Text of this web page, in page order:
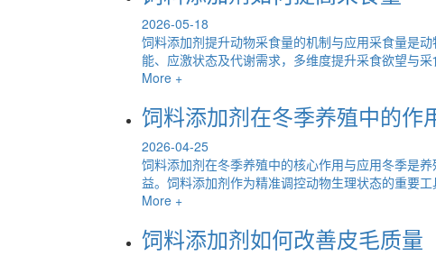
2026-05-18
饲料添加剂提升动物采食量的机制与应用采食量是
能、应激状态及代谢需求，多维度提升采食欲望与采
More +
饲料添加剂在冬季养殖中的作
2026-04-25
饲料添加剂在冬季养殖中的核心作用与应用冬季是
益。饲料添加剂作为精准调控动物生理状态的重要工
More +
饲料添加剂如何改善皮毛质量